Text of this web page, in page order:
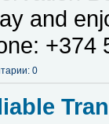
and
+374
0